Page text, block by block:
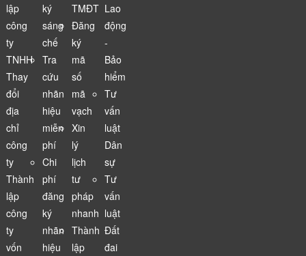
lập
công
ty
TNHH
Thay
đổi
địa
chỉ
công
ty
Thành
lập
công
ty
vốn
ký
sáng
chế
Tra
cứu
nhãn
hiệu
miễn
phí
Chi
phí
đăng
ký
nhãn
hiệu
TMĐT
Đăng
ký
mã
số
mã
vạch
Xin
lý
lịch
tư
pháp
nhanh
Thành
lập
Lao
động
-
Bảo
hiểm
Tư
vấn
luật
Dân
sự
Tư
vấn
luật
Đất
đai